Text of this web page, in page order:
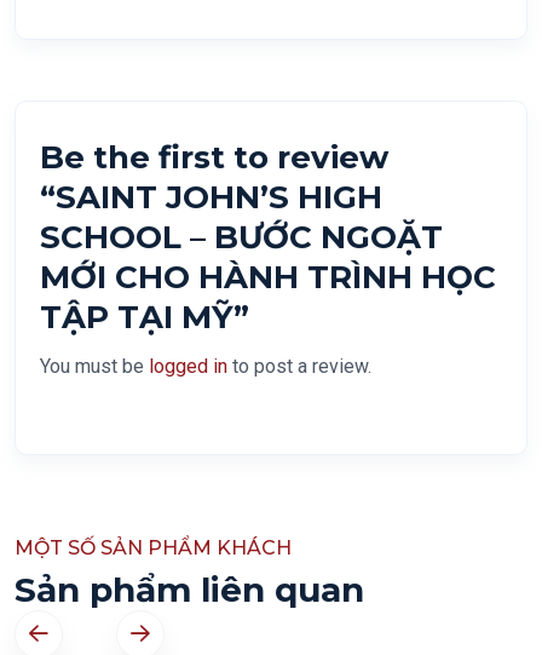
Be the first to review
“SAINT JOHN’S HIGH
SCHOOL – BƯỚC NGOẶT
MỚI CHO HÀNH TRÌNH HỌC
TẬP TẠI MỸ”
You must be logged in to post a review.
MỘT SỐ SẢN PHẨM KHÁCH
Sản phẩm liên quan